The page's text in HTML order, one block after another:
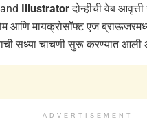
and Illustratorदोन्हीची वेब
मायक्रोसॉफ्ट एज
सध्या चाचणी सुरू करण्यात
ADVERTISEMENT